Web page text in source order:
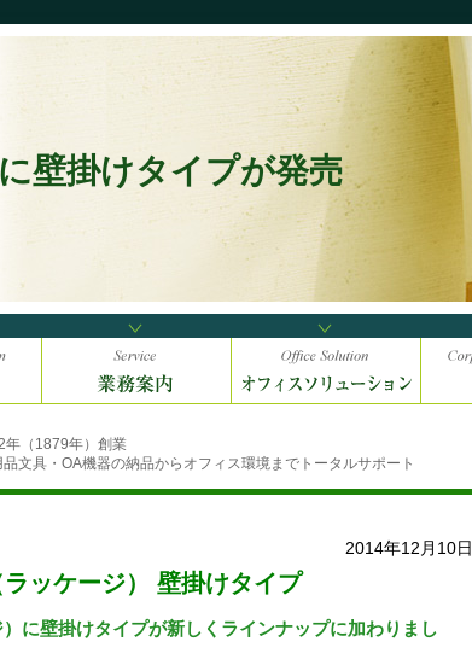
年（1879年）創業
文具・OA機器の納品からオフィス環境までトータルサポート
壁掛けタイプが発売
2014年12月10日
ッケージ） 壁掛けタイプ
に壁掛けタイプが新しくラインナップに加わりまし